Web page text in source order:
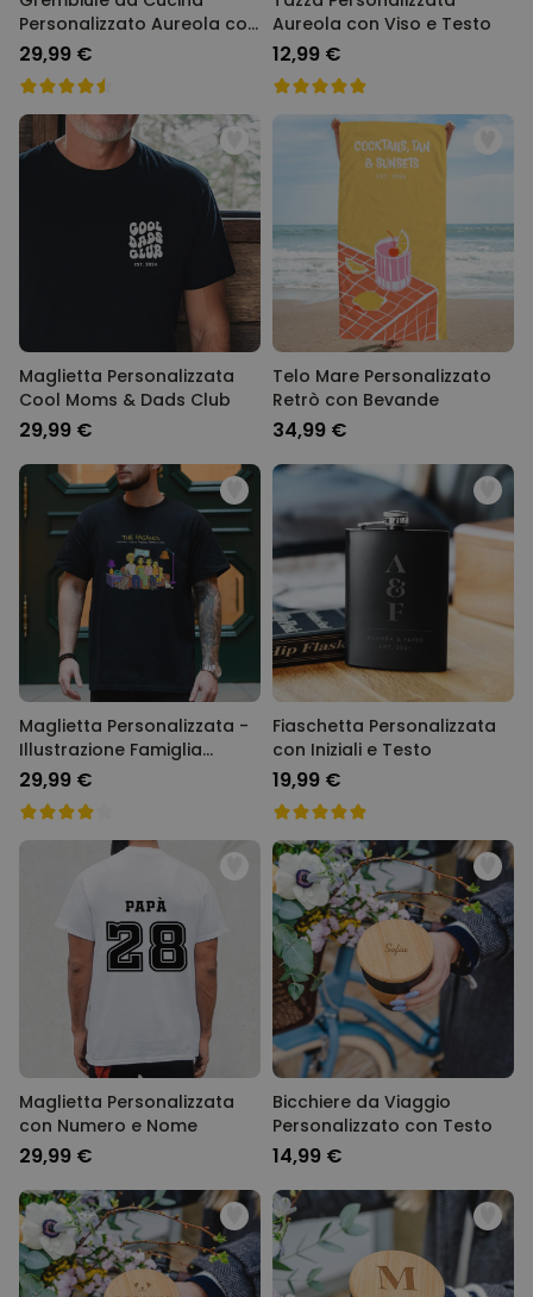
Personalizzato Aureola con
Viso e Testo
29,99 €
Aureola con Viso e Testo
12,99 €
Maglietta Personalizzata
Cool Moms & Dads Club
29,99 €
Telo Mare Personalizzato
Retrò con Bevande
34,99 €
Maglietta Personalizzata -
Illustrazione Famiglia
Cartone Animato
29,99 €
Fiaschetta Personalizzata
con Iniziali e Testo
19,99 €
Maglietta Personalizzata
con Numero e Nome
29,99 €
Bicchiere da Viaggio
Personalizzato con Testo
14,99 €